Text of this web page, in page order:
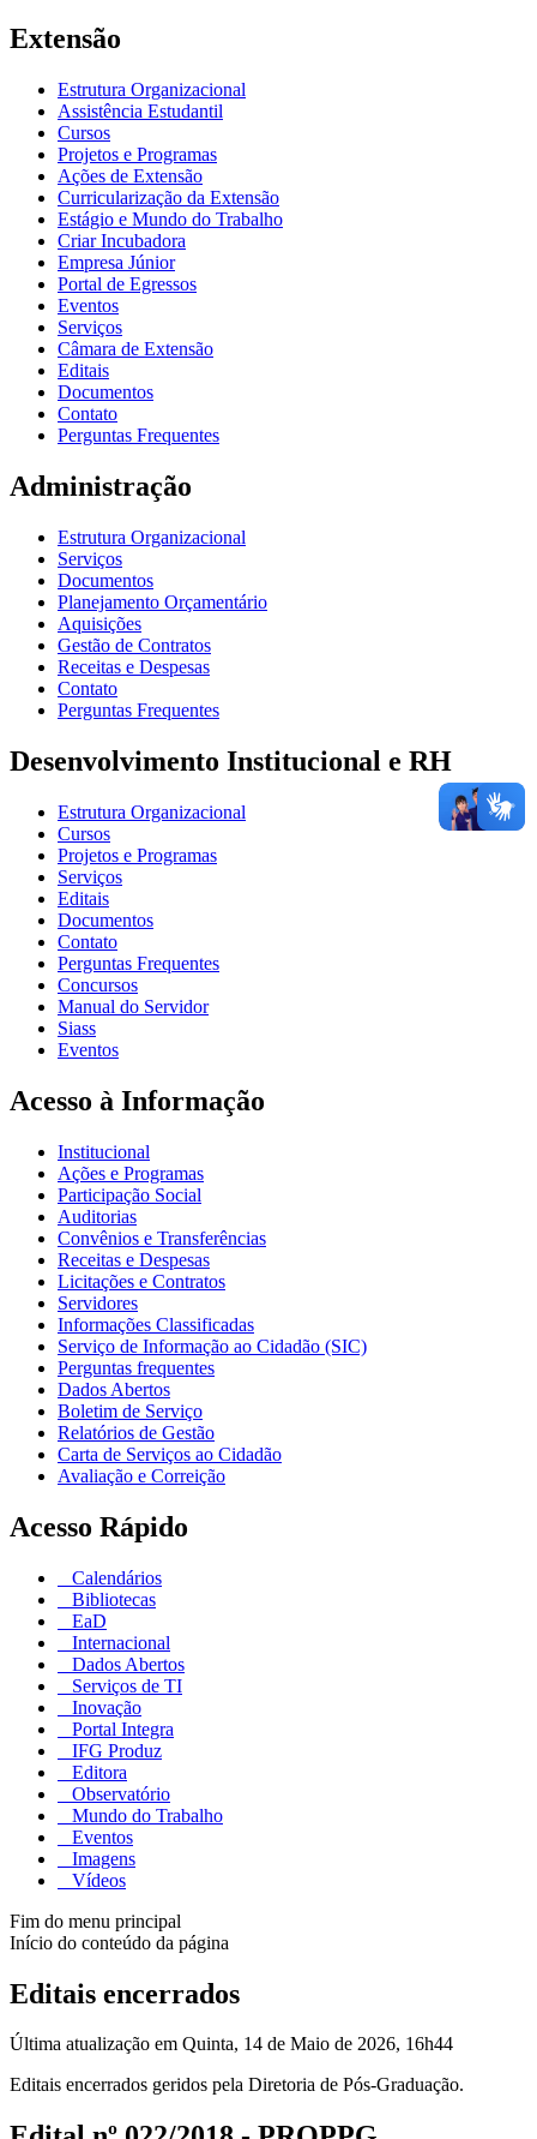
Extensão
Estrutura Organizacional
Assistência Estudantil
Cursos
Projetos e Programas
Ações de Extensão
Curricularização da Extensão
Estágio e Mundo do Trabalho
Criar Incubadora
Empresa Júnior
Portal de Egressos
Eventos
Serviços
Câmara de Extensão
Editais
Documentos
Contato
Perguntas Frequentes
Administração
Estrutura Organizacional
Serviços
Documentos
Planejamento Orçamentário
Aquisições
Gestão de Contratos
Receitas e Despesas
Contato
Perguntas Frequentes
Desenvolvimento Institucional e RH
Estrutura Organizacional
Cursos
Projetos e Programas
Serviços
Editais
Documentos
Contato
Perguntas Frequentes
Concursos
Manual do Servidor
Siass
Eventos
Acesso à Informação
Institucional
Ações e Programas
Participação Social
Auditorias
Convênios e Transferências
Receitas e Despesas
Licitações e Contratos
Servidores
Informações Classificadas
Serviço de Informação ao Cidadão (SIC)
Perguntas frequentes
Dados Abertos
Boletim de Serviço
Relatórios de Gestão
Carta de Serviços ao Cidadão
Avaliação e Correição
Acesso Rápido
Calendários
Bibliotecas
EaD
Internacional
Dados Abertos
Serviços de TI
Inovação
Portal Integra
IFG Produz
Editora
Observatório
Mundo do Trabalho
Eventos
Imagens
Vídeos
Fim do menu principal
Início do conteúdo da página
Editais encerrados
Última atualização em Quinta, 14 de Maio de 2026, 16h44
Editais encerrados geridos pela Diretoria de Pós-Graduação.